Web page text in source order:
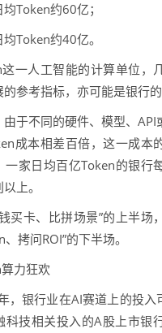
Token约60亿；
Token约40亿。
人工智能的计算单位，
参考指标，亦可能是银行的
不同的硬件、模型、API
成本相差百倍，这一成本
一家日均百亿Token的银行
上。
卡、比拼场景”的上半场
拷问ROI”的下半场。
力狂欢
银行业在AI赛道上的投入
科技相关投入的A股上市银